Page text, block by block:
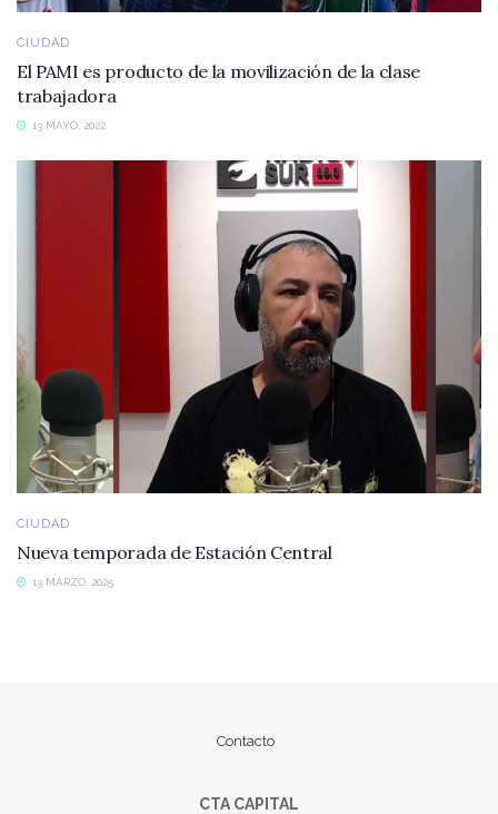
CIUDAD
El PAMI es producto de la movilización de la clase
trabajadora
13 MAYO, 2022
CIUDAD
Nueva temporada de Estación Central
13 MARZO, 2025
Contacto
CTA CAPITAL